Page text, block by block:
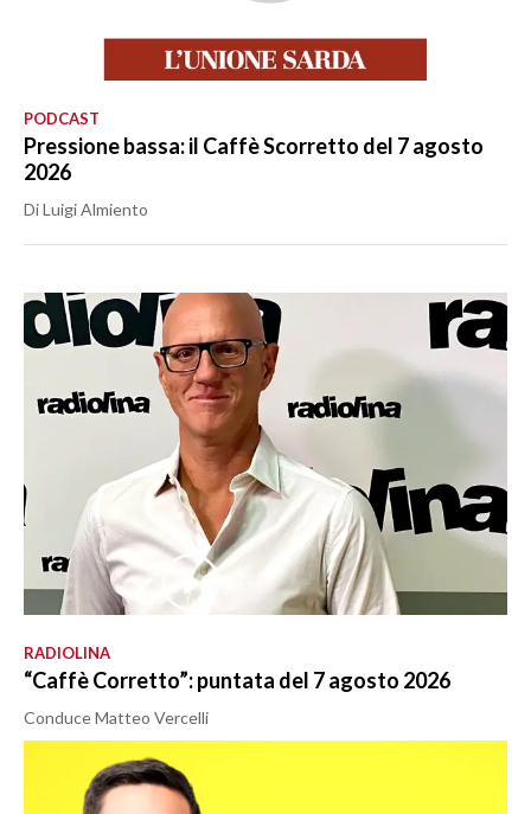
PODCAST
Pressione bassa: il Caffè Scorretto del 7 agosto
2026
Di Luigi Almiento
RADIOLINA
“Caffè Corretto”: puntata del 7 agosto 2026
Conduce Matteo Vercelli